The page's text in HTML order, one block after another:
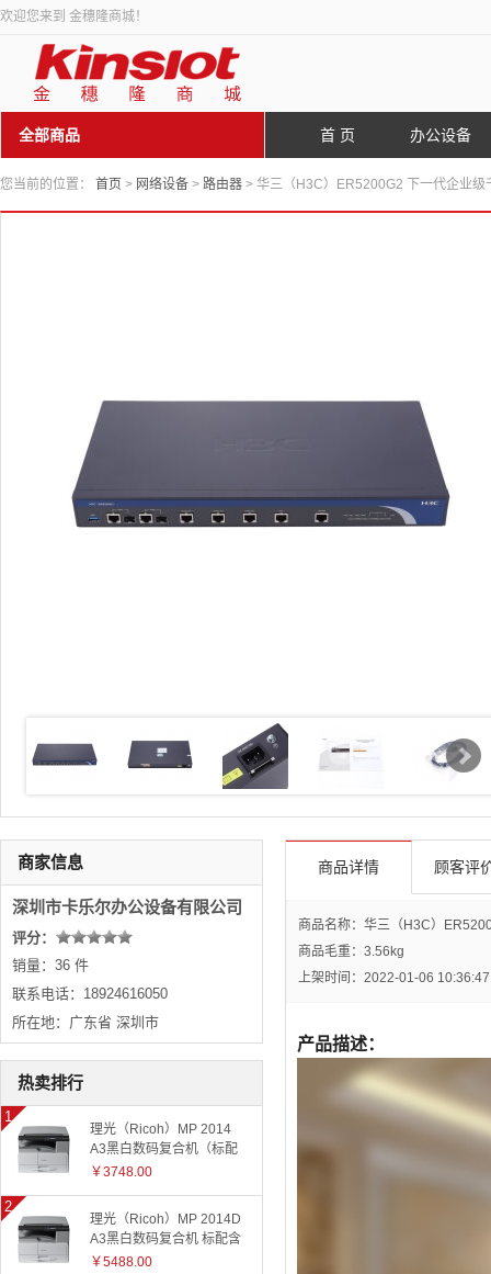
欢迎您来到 金穗隆商城！
全部商品 首 页 办公设备
您当前的位置： 首页 > 网络设备 > 路由器 > 华三（H3C）ER5200G2 下一代企业级
商品详情 顾客评
商品名称：华三（H3C）
商品毛重： 3.56kg
上架时间：2022-01-06 10:36:47
产品描述：
商家信息
深圳市卡乐尔办公设备有限公司
评分：
销量：36 件
联系电话：18924616050
所在地：广东省 深圳市
热卖排行
理光（Ricoh）MP 2014
A3黑白数码复合机（标配
有线网络+国产工作台）
￥3748.00
理光（Ricoh）MP 2014D
A3黑白数码复合机 标配含
盖板
￥5488.00